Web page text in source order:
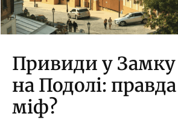
Привиди у Замку
на Подолі:
міф?